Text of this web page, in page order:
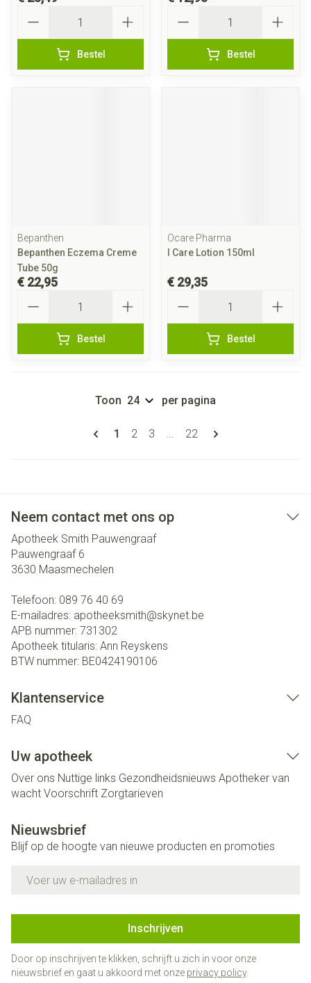
Bestel Bestel
Bepanthen
Bepanthen Eczema Creme
Tube 50g
€ 22,95
Bestel
Ocare Pharma
I Care Lotion 150ml
€ 29,35
Bestel
Pagina's
U lees momenteel pagina
1 Pagina
2 Pagina
3 ... Pagina
22
Toon per pagina
Neem contact met ons op
Apotheek Smith Pauwengraaf
Pauwengraaf 6
3630 Maasmechelen
Telefoon: 089 76 40 69
E-mailadres: apotheeksmith@skynet.be
APB nummer: 731302
Apotheek titularis: Ann Reyskens
BTW nummer: BE0424190106
Klantenservice
FAQ
Uw apotheek
Over ons Nuttige links Gezondheidsnieuws Apotheker van
wacht Voorschrift Zorgtarieven
Nieuwsbrief
Blijf op de hoogte van nieuwe producten en promoties
Inschrijven
Door op inschrijven te klikken, schrijft u zich in voor onze
nieuwsbrief en gaat u akkoord met onze privacy policy.